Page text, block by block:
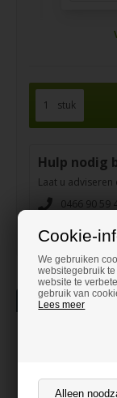
Cookie-
We gebruiken
websitegebruik
website te
gebruik van
Lees meer
stuk
Hulp nodig
Laat u adviseren
0466 90 59
Beschrijving